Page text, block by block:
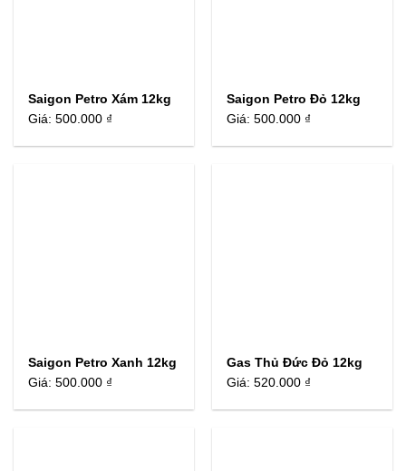
Saigon Petro Xám 12kg
Giá:500.000 ₫
Saigon Petro Đỏ 12kg
Giá:500.000 ₫
Saigon Petro Xanh 12kg
Giá:500.000 ₫
Gas Thủ Đức Đỏ 12kg
Giá:520.000 ₫